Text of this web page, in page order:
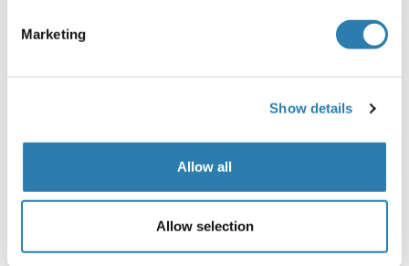
Marketing
Show details
Allow all
Allow selection
WNT2B (Wingless-Type MMTV Integration Site Family,